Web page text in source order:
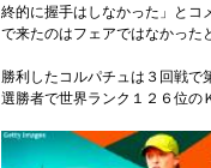
終的に握手はしなかった」とコ
で来たのはフェアではなかった
勝利したコルパチュは３回戦で
選勝者で世界ランク１２６位の